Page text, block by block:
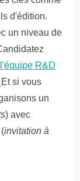
d'édition.
un niveau de
R&D
Et si vous
un
) avec
invitation à